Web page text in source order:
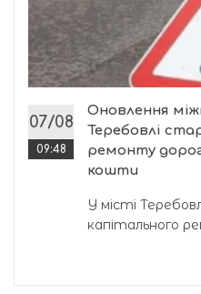
07/08
09:48
Оновлення
Теребовлі
ремонту
кошти
У місті
капітального